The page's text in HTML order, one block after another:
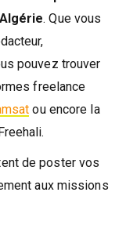
. Que vous
pouvez trouver
freelance
ou encore la
de poster vos
aux missions